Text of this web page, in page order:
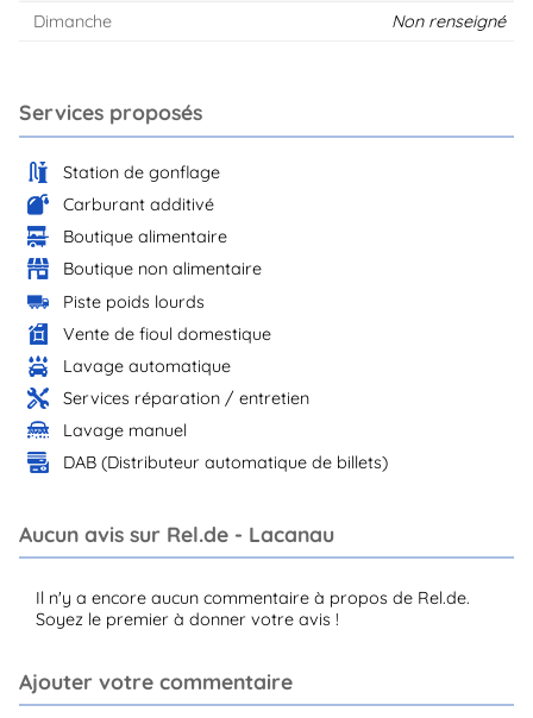
Dimanche
Non renseigné
Services proposés
Station de gonflage
Carburant additivé
Boutique alimentaire
Boutique non alimentaire
Piste poids lourds
Vente de fioul domestique
Lavage automatique
Services réparation / entretien
Lavage manuel
DAB (Distributeur automatique de billets)
Aucun avis sur Rel.de - Lacanau
Il n'y a encore aucun commentaire à propos de Rel.de.
Soyez le premier à donner votre avis !
Ajouter votre commentaire